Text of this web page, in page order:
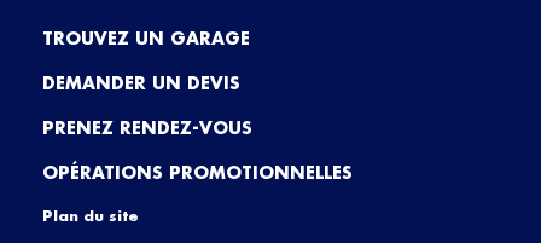
TROUVEZ UN GARAGE
DEMANDER UN DEVIS
PRENEZ RENDEZ-VOUS
OPÉRATIONS PROMOTIONNELLES
Plan du site